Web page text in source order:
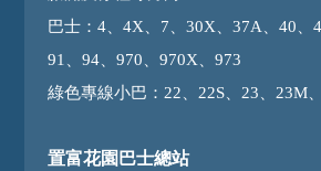
巴士：4、4X、7、30X、37A、40、
91、94、970、970X、973
綠色專線小巴：22、22S、23、23M
置富花園巴士總站